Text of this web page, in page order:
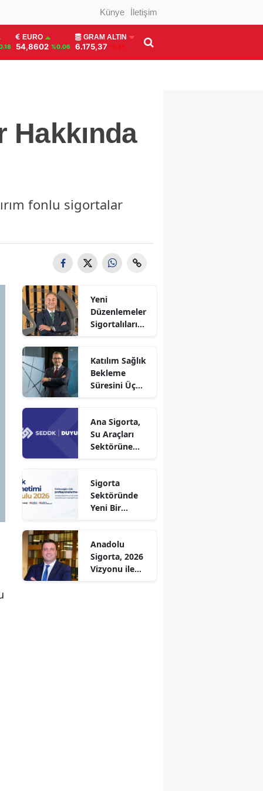
Künye İletişim
EURO
54,8602 %0.06
GRAM ALTIN
6.175,37 -1,31
Hakkında
fonlu sigortalar
Yeni
Düzenlemeler
Sigortalıları
Katılım Sağlık
Bekleme
Süresini Üç
Ana Sigorta,
Su Araçları
Sektörüne
Sigorta
Sektöründe
Yeni Bir
Anadolu
Sigorta, 2026
Vizyonu ile